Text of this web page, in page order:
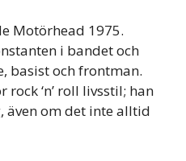
Motörhead 1975.
i bandet och
basist och frontman.
‘n’ roll livsstil; han
även om det inte alltid